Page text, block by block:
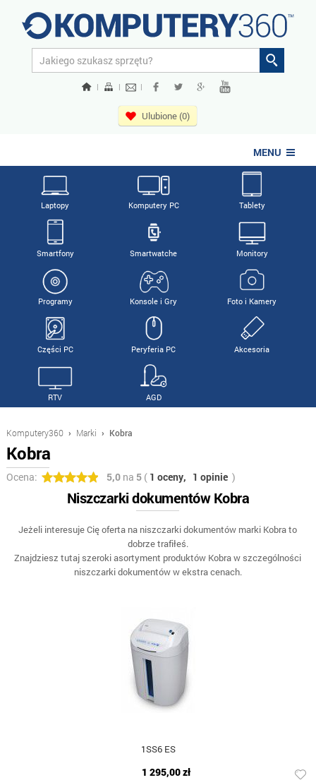
| | |
Ulubione (0)
MENU
Laptopy Komputery PC Tablety
Smartfony Smartwatche Monitory
Programy Konsole i Gry Foto i Kamery
Części PC Peryferia PC Akcesoria
RTV AGD
Komputery360 › Marki › Kobra
Kobra
Ocena: 5,0na 5( 1 oceny, 1 opinie )
Niszczarki dokumentów Kobra
Jeżeli interesuje Cię oferta na niszczarki dokumentów marki Kobra to
dobrze trafiłeś.
Znajdziesz tutaj szeroki asortyment produktów Kobra w szczególności
niszczarki dokumentów w ekstra cenach.
1SS6 ES
1 295,00 zł